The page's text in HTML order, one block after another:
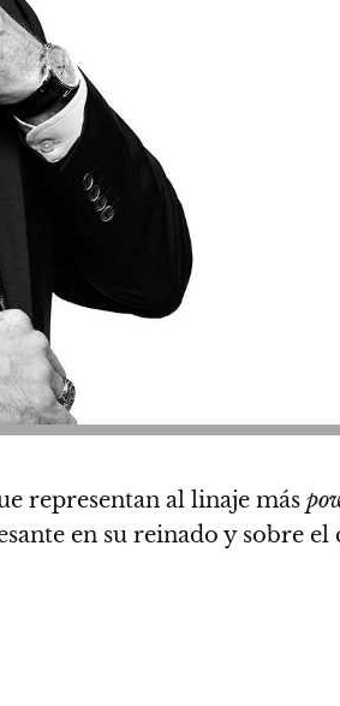
representan al linaje más
en su reinado y sobre el